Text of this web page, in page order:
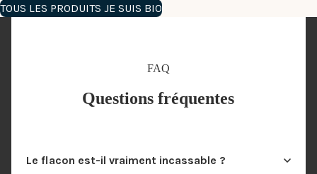
TOUS LES PRODUITS JE SUIS BIO
FAQ
Questions fréquentes
Le flacon est-il vraiment incassable ?